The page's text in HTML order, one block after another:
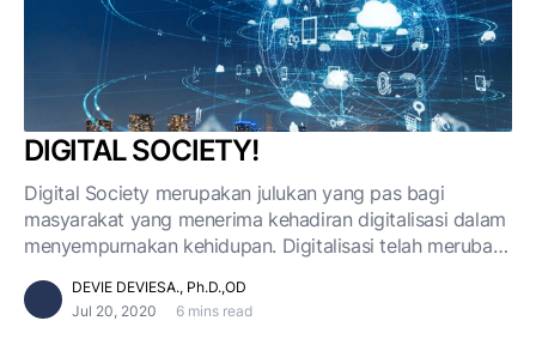
DIGITAL SOCIETY!
Digital Society merupakan julukan yang pas bagi
masyarakat yang menerima kehadiran digitalisasi dalam
menyempurnakan kehidupan. Digitalisasi telah merubah
untuk dijalani.
DEVIE DEVIESA., Ph.D.,OD
Jul 20, 2020
6 mins read